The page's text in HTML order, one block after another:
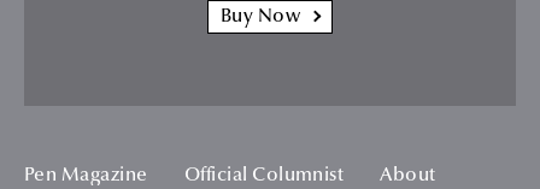
Buy Now
Pen Magazine Official Columnist
About